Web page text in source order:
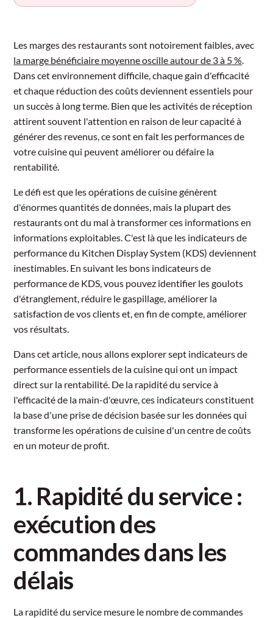
Les marges des restaurants sont notoirement faibles, avec
la marge bénéficiaire moyenne oscille autour de 3 à 5 %
Dans cet environnement difficile, chaque gain d'efficacité
et chaque réduction des coûts deviennent essentiels pour
un succès à long terme. Bien que les activités de réception
attirent souvent l'attention en raison de leur capacité à
générer des revenus, ce sont en fait les performances de
votre cuisine qui peuvent améliorer ou défaire la
rentabilité.
Le défi est que les opérations de cuisine génèrent
d'énormes quantités de données, mais la plupart des
restaurants ont du mal à transformer ces informations en
informations exploitables. C'est là que les indicateurs de
performance du Kitchen Display System (KDS) deviennent
inestimables. En suivant les bons indicateurs de
performance de KDS, vous pouvez identifier les goulots
d'étranglement, réduire le gaspillage, améliorer la
satisfaction de vos clients et, en fin de compte, améliorer
vos résultats.
Dans cet article, nous allons explorer sept indicateurs de
performance essentiels de la cuisine qui ont un impact
direct sur la rentabilité. De la rapidité du service à
l'efficacité de la main-d'œuvre, ces indicateurs constituent
la base d'une prise de décision basée sur les données qui
transforme les opérations de cuisine d'un centre de coûts
en un moteur de profit.
1. Rapidité du service :
exécution des
commandes dans les
délais
La rapidité du service mesure le nombre de commandes